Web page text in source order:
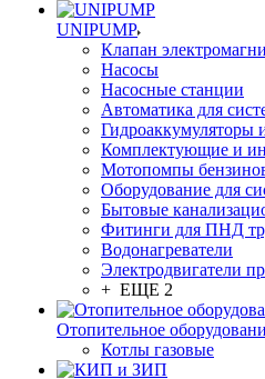
UNIPUMP
Клапан
Насосы
Насосные станции
Автоматика для
Гидроаккумуляторы
Комплектующие и
Мотопомпы
Оборудование для
Бытовые
Фитинги для ПНД
Водонагреватели
Электродвигатели
+ ЕЩЕ 2
Отопительное
Котлы газовые